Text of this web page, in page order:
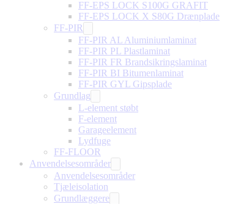
FF-EPS LOCK S100G GRAFIT
FF-EPS LOCK X S80G Drænplade
FF-PIR
FF-PIR AL Aluminiumlaminat
FF-PIR PL Plastlaminat
FF-PIR FR Brandsikringslaminat
FF-PIR BI Bitumenlaminat
FF-PIR GYL Gipsplade
Grundlag
L-element støbt
F-element
Garageelement
Lydfuge
FF-FLOOR
Anvendelsesområder
Anvendelsesområder
Tjæleisolation
Grundlæggere